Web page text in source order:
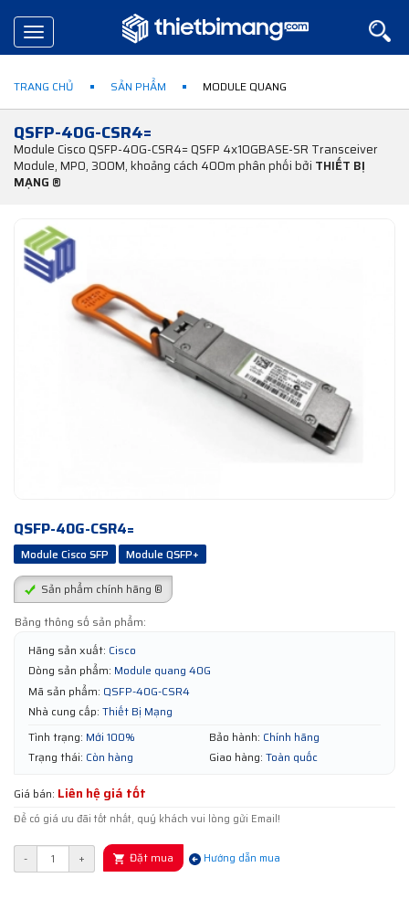
Toggle
navigation
TRANG CHỦ SẢN PHẨM MODULE QUANG
QSFP-40G-CSR4=
Module Cisco QSFP-40G-CSR4= QSFP 4x10GBASE-SR Transceiver
Module, MPO, 300M, khoảng cách 400m phân phối bởi THIẾT BỊ
MẠNG ®
QSFP-40G-CSR4=
Module Cisco SFP
Module QSFP+
Sản phẩm chính hãng ®
Bảng thông số sản phẩm:
Hãng sản xuất: Cisco
Dòng sản phẩm: Module quang 40G
Mã sản phẩm: QSFP-40G-CSR4
Nhà cung cấp: Thiết Bị Mạng
Tình trạng: Mới 100% Bảo hành: Chính hãng
Trạng thái: Còn hàng Giao hàng: Toàn quốc
Giá bán: Liên hệ giá tốt
Để có giá ưu đãi tốt nhất, quý khách vui lòng gửi Email!
- + Đặt mua Hướng dẫn mua